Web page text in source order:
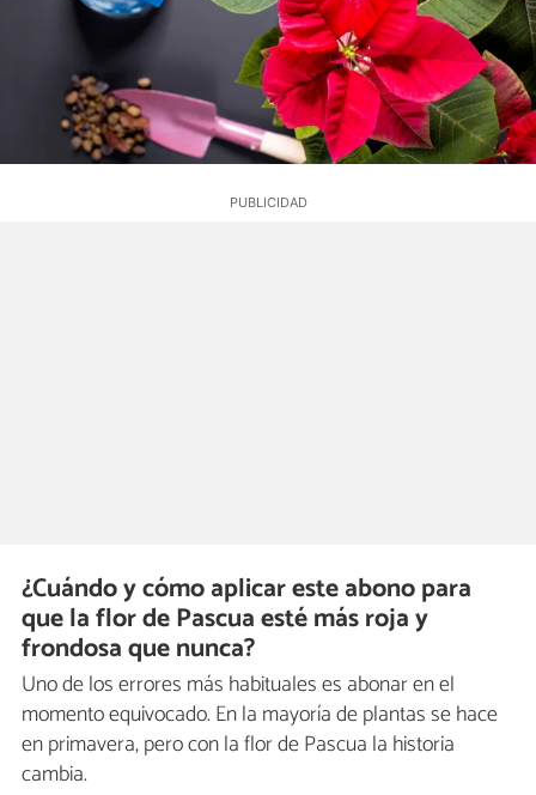
¿Cuándo y cómo aplicar este abono para
que la flor de Pascua esté más roja y
frondosa que nunca?
Uno de los errores más habituales es abonar en el
momento equivocado. En la mayoría de plantas se hace
en primavera, pero con la flor de Pascua la historia
cambia.